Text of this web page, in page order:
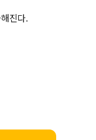
진다.